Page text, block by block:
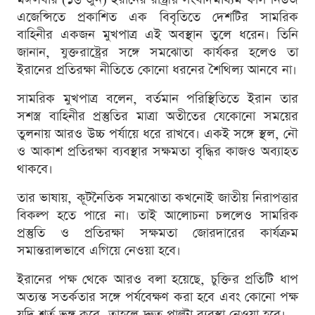
এজেন্সিতে প্রকাশিত এক বিবৃতিতে দেশটির সামরিক
বাহিনীর একজন মুখপাত্র এই অবস্থান তুলে ধরেন। তিনি
জানান, যুক্তরাষ্ট্রের সঙ্গে সমঝোতা কার্যকর হলেও তা
ইরানের প্রতিরক্ষা নীতিতে কোনো ধরনের শৈথিল্য আনবে না।
সামরিক মুখপাত্র বলেন, বর্তমান পরিস্থিতিতে ইরান তার
সশস্ত্র বাহিনীর প্রস্তুতির মাত্রা অতীতের যেকোনো সময়ের
তুলনায় আরও উচ্চ পর্যায়ে ধরে রাখবে। একই সঙ্গে স্থল, নৌ
ও আকাশ প্রতিরক্ষা ব্যবস্থার সক্ষমতা বৃদ্ধির কাজও অব্যাহত
থাকবে।
তার ভাষায়, কূটনৈতিক সমঝোতা কখনোই জাতীয় নিরাপত্তার
বিকল্প হতে পারে না। তাই আলোচনা চললেও সামরিক
প্রস্তুতি ও প্রতিরক্ষা সক্ষমতা জোরদারের কার্যক্রম
সমান্তরালভাবে এগিয়ে নেওয়া হবে।
ইরানের পক্ষ থেকে আরও বলা হয়েছে, চুক্তির প্রতিটি ধাপ
অত্যন্ত সতর্কতার সঙ্গে পর্যবেক্ষণ করা হবে এবং কোনো পক্ষ